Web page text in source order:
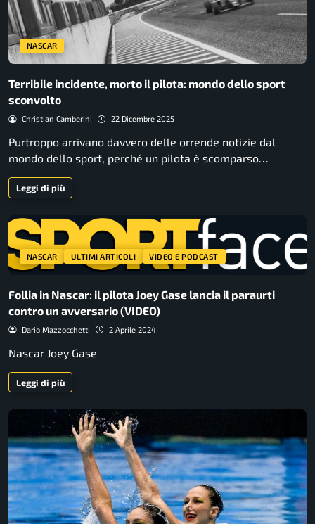
NASCAR
Terribile incidente, morto il pilota: mondo dello sport
sconvolto
Christian Camberini 22 Dicembre 2025
Purtroppo arrivano davvero delle orrende notizie dal
mondo dello sport, perché un pilota è scomparso…
Leggi di più
NASCAR ULTIMI ARTICOLI VIDEO E PODCAST
Follia in Nascar: il pilota Joey Gase lancia il paraurti
contro un avversario (VIDEO)
Dario Mazzocchetti 2 Aprile 2024
Nascar Joey Gase
Leggi di più